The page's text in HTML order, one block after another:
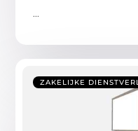
...
ZAKELIJKE